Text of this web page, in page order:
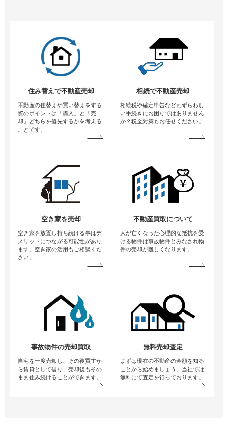
住み替えで不動産売却
不動産の住替えや買い替えをする
際のポイントは「購入」と「売
却」どちらを優先するかを考える
ことです。
相続で不動産売却
相続税や確定申告などわずらわし
い手続きにお困りではありません
か？税金対策もお任せください。
空き家を売却
空き家を放置し持ち続ける事はデ
メリットにつながる可能性があり
ます。空き家の活用もご相談くだ
さい。
不動産買取について
人が亡くなった心理的な抵抗を受
ける物件は事故物件とみなされ物
件の売却が難しくなります。
事故物件の売却買取
自宅を一度売却し、その後買主か
ら賃貸として借り、売却後もその
まま住み続けることができます。
無料売却査定
まずは現在の不動産の金額を知る
ことから始めましょう。当社では
無料にて査定を行っております。